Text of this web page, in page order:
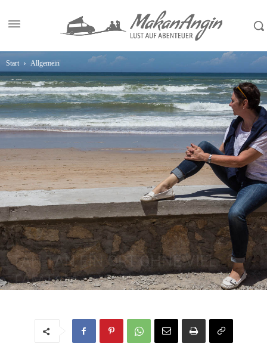
Start Allgemein
TAN TAN EIN ORT OHNE VIEL
TAMTAM